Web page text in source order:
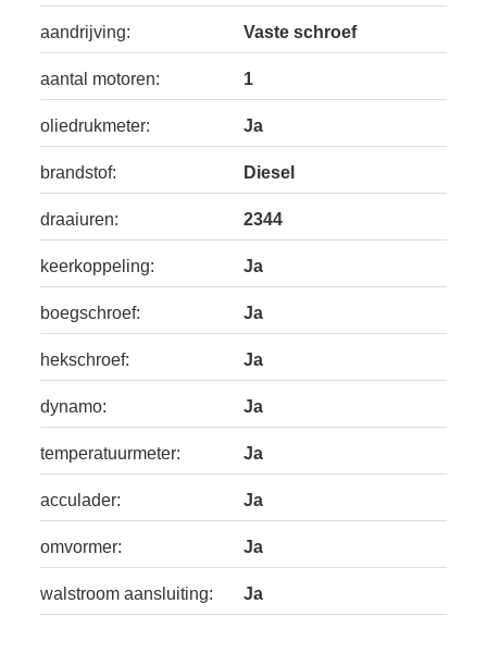
aandrijving: Vaste schroef
aantal motoren: 1
oliedrukmeter: Ja
brandstof: Diesel
draaiuren: 2344
keerkoppeling: Ja
boegschroef: Ja
hekschroef: Ja
dynamo: Ja
temperatuurmeter: Ja
acculader: Ja
omvormer: Ja
walstroom aansluiting: Ja